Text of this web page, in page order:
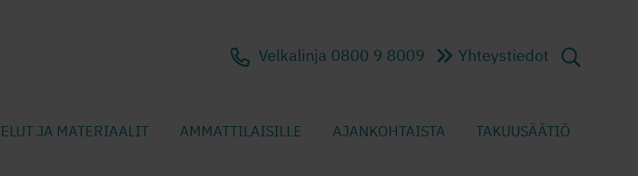
Velkalinja 0800 9 8009 Yhteystiedot
JA MATERIAALIT AMMATTILAISILLE AJANKOHTAISTA TAKUUSÄÄTIÖ